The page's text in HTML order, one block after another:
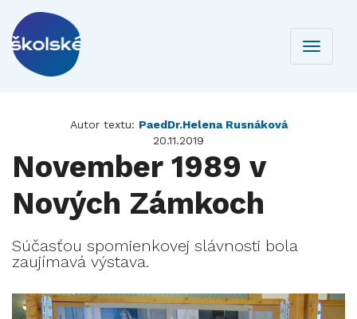
Toggle
Autor textu: PaedDr.Helena Rusnáková
20.11.2019
November 1989 v
Nových Zámkoch
Súčasťou spomienkovej slávnosti bola
zaujímavá výstava.